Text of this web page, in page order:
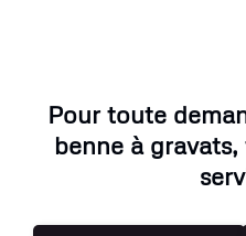
Pour toute
benne à